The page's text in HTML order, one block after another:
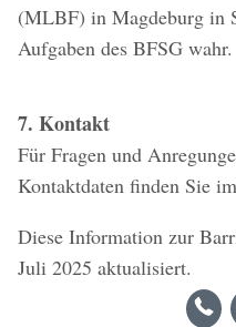
(MLBF) in Magdeburg in
Aufgaben des BFSG wahr.
7. Kontakt
Für Fragen und
Kontaktdaten finden Sie
Diese Information zur
Juli 2025 aktualisiert.